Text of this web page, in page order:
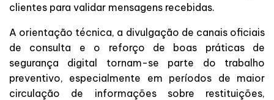
clientes para validar mensagens recebidas.
A orientação técnica, a divulgação de canais oficiais
de consulta e o reforço de boas práticas de
segurança digital tornam-se parte do trabalho
preventivo, especialmente em períodos de maior
circulação de informações sobre restituições,